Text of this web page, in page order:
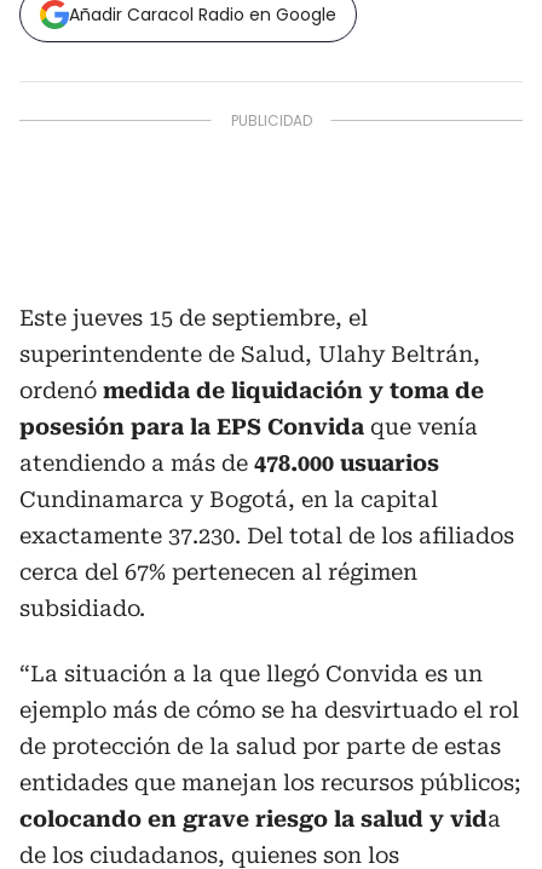
Añadir Caracol Radio en Google
Este jueves 15 de septiembre, el
superintendente de Salud, Ulahy Beltrán,
ordenó medida de liquidación y toma de
posesión para la EPS Convida que venía
atendiendo a más de 478.000 usuarios
Cundinamarca y Bogotá, en la capital
exactamente 37.230. Del total de los afiliados
cerca del 67% pertenecen al régimen
subsidiado.
“La situación a la que llegó Convida es un
ejemplo más de cómo se ha desvirtuado el rol
de protección de la salud por parte de estas
entidades que manejan los recursos públicos;
colocando en grave riesgo la salud y vida
de los ciudadanos, quienes son los